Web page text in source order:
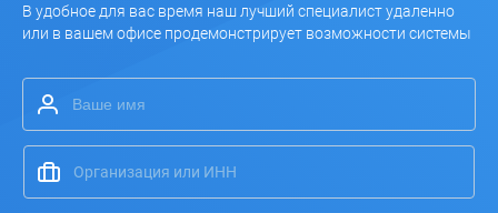
В удобное для вас время наш лучший специалист удаленно
или в вашем офисе продемонстрирует возможности системы